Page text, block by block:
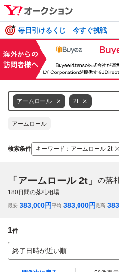
毎日引けるくじ 今すぐ挑戦
アームロール 2t
アームロール
検索条件 キーワード ： アームロール 2t
「アームロール 2t」 の落
180日間の落札相場
最安 383,000円平均 383,000円最高
1件
終了日時が近い順